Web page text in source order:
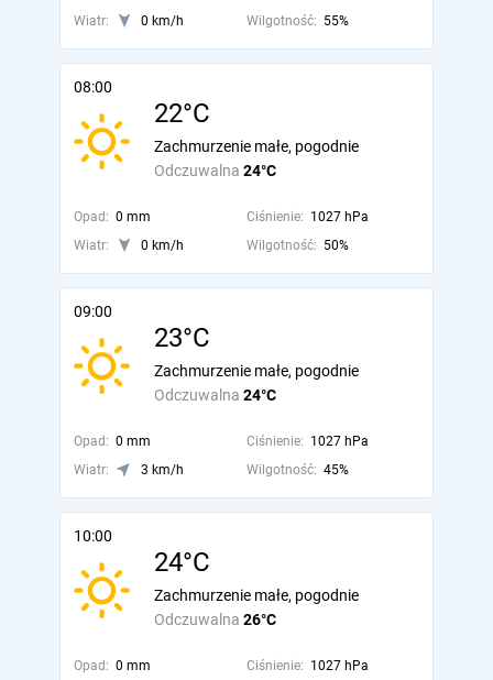
Wiatr: 0 km/h Wilgotność: 55%
08:00
22°C
Odczuwalna 24°C
Zachmurzenie małe, pogodnie
Opad: 0 mm Ciśnienie: 1027 hPa
Wiatr:
0 km/h Wilgotność: 50%
09:00
23°C
Odczuwalna 24°C
Zachmurzenie małe, pogodnie
Opad: 0 mm Ciśnienie: 1027 hPa
Wiatr:
3 km/h Wilgotność: 45%
10:00
24°C
Odczuwalna 26°C
Zachmurzenie małe, pogodnie
Opad: 0 mm Ciśnienie: 1027 hPa